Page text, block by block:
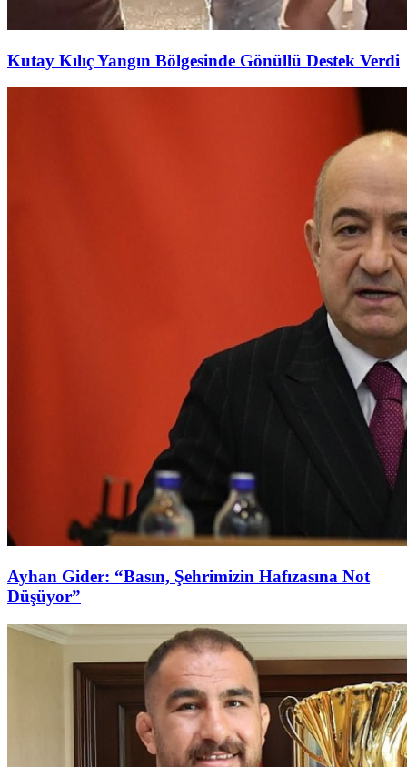
Kutay Kılıç Yangın Bölgesinde Gönüllü Destek Verdi
Ayhan Gider: “Basın, Şehrimizin Hafızasına Not
Düşüyor”